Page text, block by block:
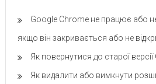
Google Chrome не працює або
якщо він закривається або не
Як повернутися до старої
Як видалити або вимкнути